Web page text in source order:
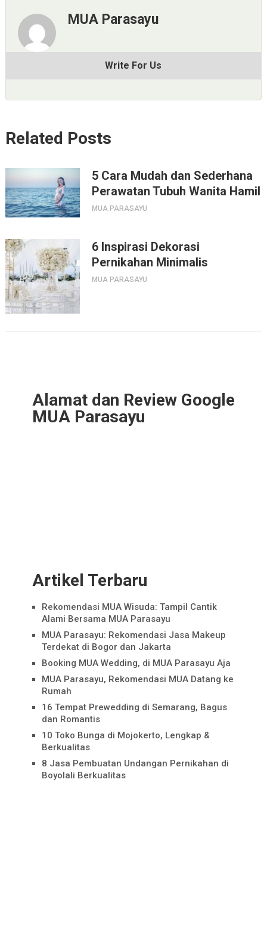
MUA Parasayu
Write For Us
Related Posts
5 Cara Mudah dan Sederhana
Perawatan Tubuh Wanita Hamil
MUA PARASAYU
6 Inspirasi Dekorasi
Pernikahan Minimalis
MUA PARASAYU
Alamat dan Review Google
MUA Parasayu
Artikel Terbaru
Rekomendasi MUA Wisuda: Tampil Cantik
Alami Bersama MUA Parasayu
MUA Parasayu: Rekomendasi Jasa Makeup
Terdekat di Bogor dan Jakarta
Booking MUA Wedding, di MUA Parasayu Aja
MUA Parasayu, Rekomendasi MUA Datang ke
Rumah
16 Tempat Prewedding di Semarang, Bagus
dan Romantis
10 Toko Bunga di Mojokerto, Lengkap &
Berkualitas
8 Jasa Pembuatan Undangan Pernikahan di
Boyolali Berkualitas